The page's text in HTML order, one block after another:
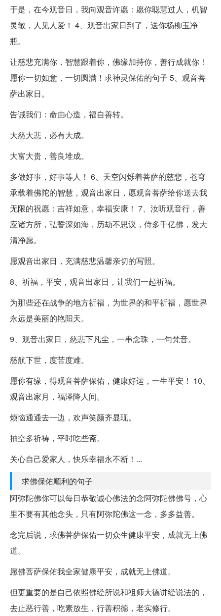
于是，在今观音日，我向观音许愿：愿你聪慧过人，机智
灵敏，人见人爱！ 4、观音出家日到了，送你杨柳玉净
瓶。
让慈悲充满你，智慧跟着你，佛缘加持你，善行成就你！
愿你一切如意，一切圆满！求神灵保佑的句子 5、观音菩
萨出家日。
告诫我们：命由心造，福自善转。
大慈大悲，必有大成。
大富大贵，善良堆成。
多做好事，好事等人！ 6、天空闪烁着菩萨的慈悲，苍穹
承载着佛陀的智慧，观音出家日，愿观音菩萨给你送去我
无限的祝愿：吉祥如意，幸福安康！ 7、汝听观音行，善
应诸方所，弘誓深如海，历劫不思议，侍多千亿佛，发大
清净愿。
愿观音出家日，充满慈悲温馨亲切的写照。
8、祈福，平安，观音出家日，让我们一起祈福。
为那些还在战争的地方祈福，为世界的和平祈福，愿世界
永远是美丽的艳阳天。
9、观音出家日，慈悲下凡尘，一串念珠，一句梵音。
慈航下世，度苦度难。
愿你有缘，得观音菩萨保佑，健康好运，一生平安！ 10、
观音出家月，福泽降人间。
烦恼通通去一边，欢声笑颜齐显现。
抽空多祈祷，平时吃些斋。
关心自己爱家人，快乐幸福永不断！...
求佛保佑顺利的句子
阿弥陀佛你可以每日恭敬诚心佛法的念阿弥陀佛佛号，心
里不要有其他念头，只有阿弥陀佛这一念，多多益善。
念完后说，求佛菩萨保佑一切众生健康平安，成就无上佛
道。
愿佛菩萨保佑我全家健康平安，成就无上佛道。
但更重要的是自己依照佛经所说和祖师大德讲经说法的，
去止恶行善，吃素放生，行善积德，老实修行。